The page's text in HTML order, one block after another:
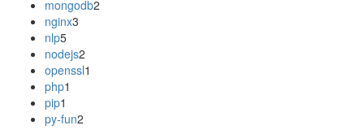
mongodb2
nginx3
nlp5
nodejs2
openssl1
php1
pip1
py-fun2